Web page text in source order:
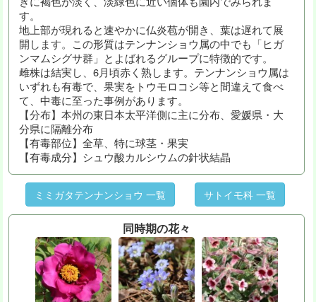
す。
地上部が現れると速やかに仏炎苞が開き、葉は遅れて展
開します。この形質はテンナンショウ属の中でも「ヒガ
ンマムシグサ群」とよばれるグループに特徴的です。
雌株は結実し、6月頃赤く熟します。テンナンショウ属は
いずれも有毒で、果実をトウモロコシ等と間違えて食べ
て、中毒に至った事例があります。
【分布】本州の東日本太平洋側に主に分布、愛媛県・大
分県に隔離分布
【有毒部位】全草、特に球茎・果実
【有毒成分】シュウ酸カルシウムの針状結晶
ミミガタテンナンショウ 一覧 サトイモ科 一覧
同時期の花々